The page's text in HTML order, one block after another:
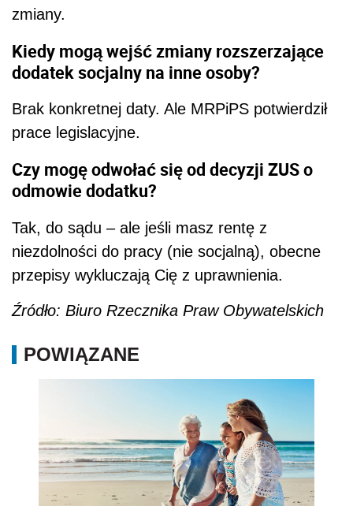
zmiany.
Kiedy mogą wejść zmiany rozszerzające
dodatek socjalny na inne osoby?
Brak konkretnej daty. Ale MRPiPS potwierdził
prace legislacyjne.
Czy mogę odwołać się od decyzji ZUS o
odmowie dodatku?
Tak, do sądu – ale jeśli masz rentę z
niezdolności do pracy (nie socjalną), obecne
przepisy wykluczają Cię z uprawnienia.
Źródło: Biuro Rzecznika Praw Obywatelskich
POWIĄZANE